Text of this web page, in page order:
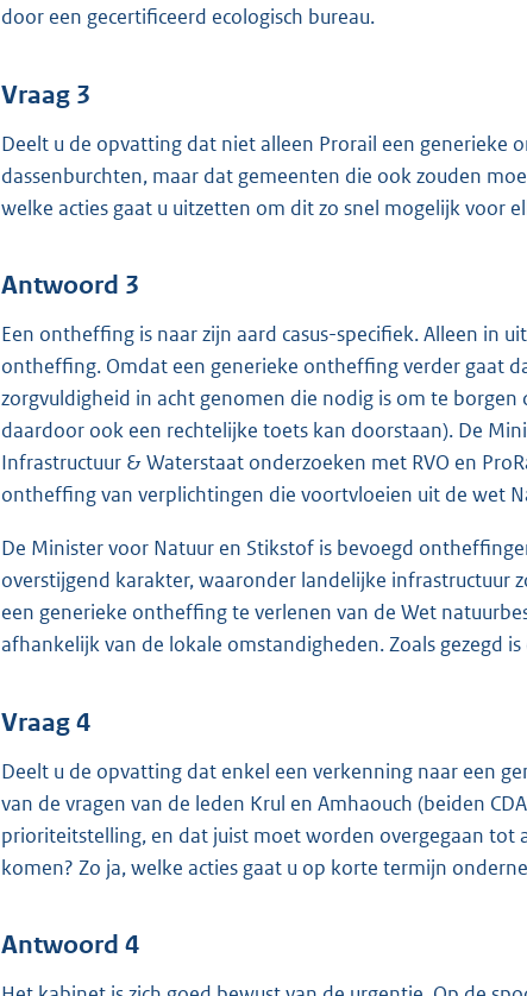
door een gecertificeerd ecologisch bureau.
Vraag 3
Deelt u de opvatting dat niet alleen Prorail een
dassenburchten, maar dat gemeenten die ook zouden
welke acties gaat u uitzetten om dit zo snel mogelijk voor
Antwoord 3
Een ontheffing is naar zijn aard casus-specifiek. Alleen in
ontheffing. Omdat een generieke ontheffing verder gaat
zorgvuldigheid in acht genomen die nodig is om te
daardoor ook een rechtelijke toets kan doorstaan). De
Infrastructuur & Waterstaat onderzoeken met RVO en
ontheffing van verplichtingen die voortvloeien uit de wet
De Minister voor Natuur en Stikstof is bevoegd
overstijgend karakter, waaronder landelijke infrastructuur
een generieke ontheffing te verlenen van de Wet
afhankelijk van de lokale omstandigheden. Zoals gezegd
Vraag 4
Deelt u de opvatting dat enkel een verkenning naar een
van de vragen van de leden Krul en Amhaouch (beiden
prioriteitstelling, en dat juist moet worden overgegaan tot
komen? Zo ja, welke acties gaat u op korte termijn
Antwoord 4